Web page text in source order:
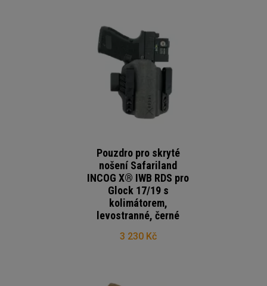
Pouzdro pro skryté
nošení Safariland
INCOG X® IWB RDS pro
Glock 17/19 s
kolimátorem,
levostranné, černé
3 230 Kč